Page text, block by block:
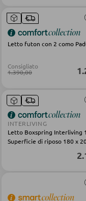
Tavolini
Toeletta
Panche
Panche
Set con
Consigliato
1.390,00
INTERLIVING
Superficie di riposo 180 x